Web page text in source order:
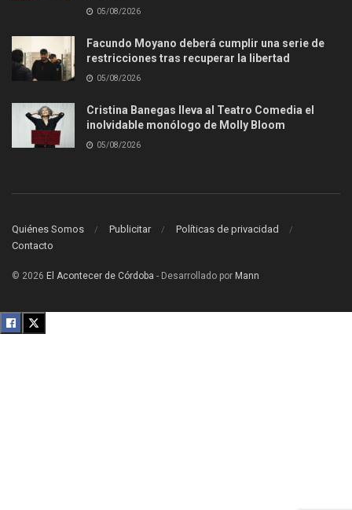
05/08/2026
Facundo Moyano deberá cumplir una serie de
restricciones tras recuperar la libertad
05/08/2026
Cristina Banegas lleva al Teatro Comedia el
inolvidable monólogo de Molly Bloom
05/08/2026
Quiénes Somos Publicitar
Políticas de privacidad
Contacto
© 2026 El Acontecer de Córdoba - Desarrollado por Mann